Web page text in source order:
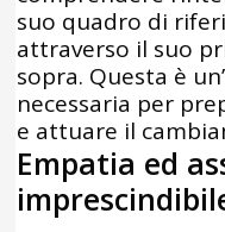
suo quadro di
attraverso il suo
sopra. Questa è
necessaria per
e attuare il
Empatia ed